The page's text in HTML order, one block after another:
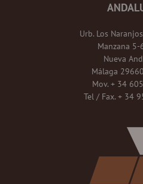
Urb. Los
Manzana 5-
Nueva
Málaga
Mov. + 34
Tel / Fax. + 34